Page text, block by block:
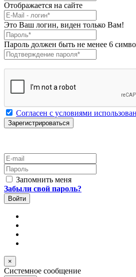
Отображается на сайте
E-Mail *
Это Ваш логин, виден только Вам!
Пароль*
Пароль должен быть не менее 6
Подтверждение пароля
Согласен с условиями
E-mail
Пароль
Запомнить меня
Забыли свой пароль?
×
Системное сообщение